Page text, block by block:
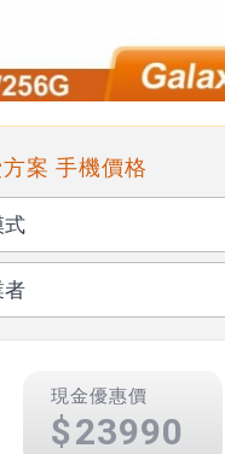
案 手機價格
現金優惠價
23990